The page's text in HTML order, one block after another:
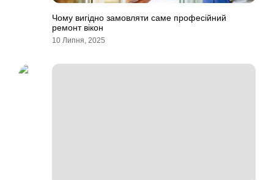
Чому вигідно замовляти саме професійний
ремонт вікон
10 Липня, 2025